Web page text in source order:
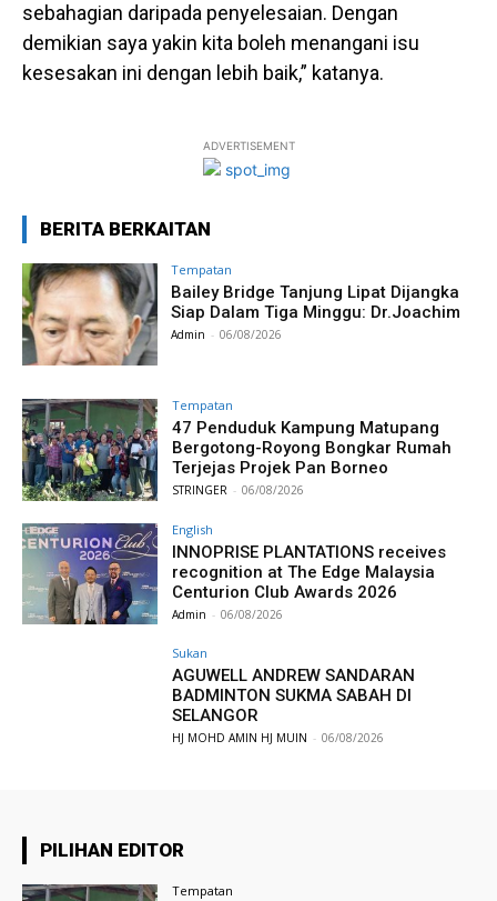
sebahagian daripada penyelesaian. Dengan
demikian saya yakin kita boleh menangani isu
kesesakan ini dengan lebih baik,” katanya.
ADVERTISEMENT
BERITA BERKAITAN
Tempatan
Bailey Bridge Tanjung Lipat Dijangka
Siap Dalam Tiga Minggu: Dr.Joachim
Admin - 06/08/2026
Tempatan
47 Penduduk Kampung Matupang
Bergotong-Royong Bongkar Rumah
Terjejas Projek Pan Borneo
STRINGER - 06/08/2026
English
INNOPRISE PLANTATIONS receives
recognition at The Edge Malaysia
Centurion Club Awards 2026
Admin - 06/08/2026
Sukan
AGUWELL ANDREW SANDARAN
BADMINTON SUKMA SABAH DI
SELANGOR
HJ MOHD AMIN HJ MUIN - 06/08/2026
PILIHAN EDITOR
Tempatan